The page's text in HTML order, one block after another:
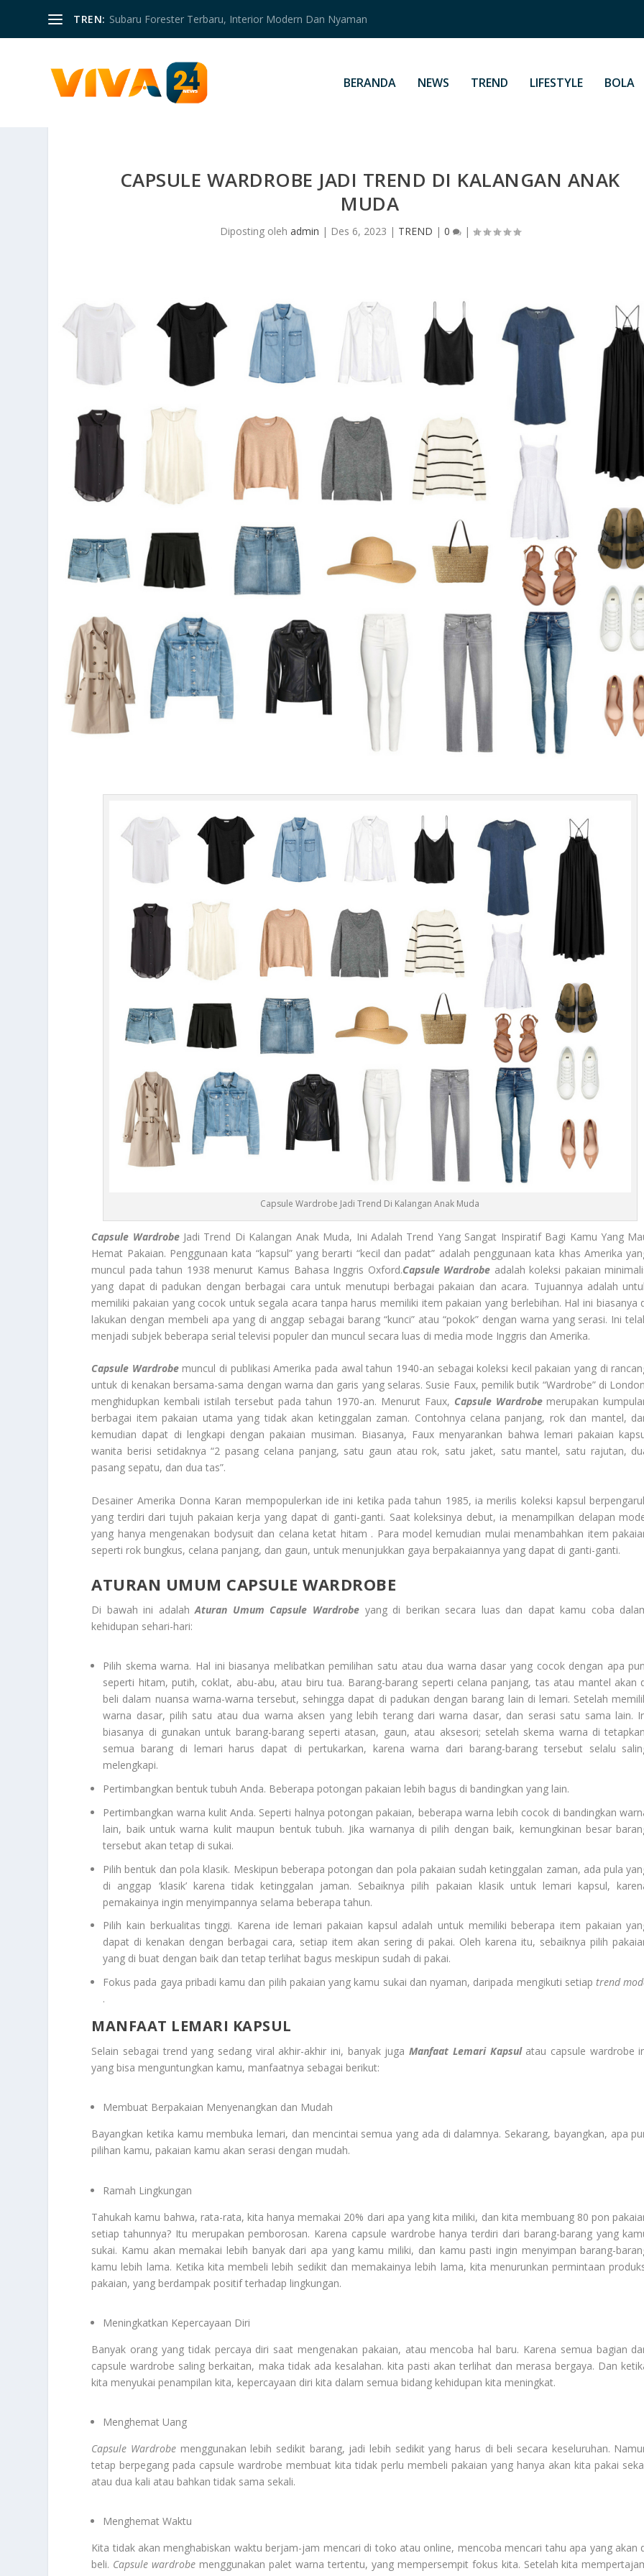
TREN: Subaru Forester Terbaru, Interior Modern Dan Nyaman
BERANDA NEWS TREND LIFESTYLE BOLA
CAPSULE WARDROBE JADI TREND DI KALANGAN ANAK
MUDA
Diposting oleh admin | Des 6, 2023 | TREND | 0 |
Capsule Wardrobe Jadi Trend Di Kalangan Anak Muda
Capsule WardrobeJadi Trend Di Kalangan Anak Muda, Ini Adalah Trend Yang Sangat Inspiratif Bagi Kamu Yang
Hemat Pakaian. Penggunaan kata “kapsul” yang berarti “kecil dan padat” adalah penggunaan kata khas Amerika
muncul pada tahun 1938 menurut Kamus Bahasa Inggris Oxford.Capsule Wardrobe adalah koleksi pakaian
yang dapat di padukan dengan berbagai cara untuk menutupi berbagai pakaian dan acara. Tujuannya adalah
memiliki pakaian yang cocok untuk segala acara tanpa harus memiliki item pakaian yang berlebihan. Hal ini biasanya
lakukan dengan membeli apa yang di anggap sebagai barang “kunci” atau “pokok” dengan warna yang serasi. Ini
menjadi subjek beberapa serial televisi populer dan muncul secara luas di media mode Inggris dan Amerika.
Capsule Wardrobemuncul di publikasi Amerika pada awal tahun 1940-an sebagai koleksi kecil pakaian yang di
untuk di kenakan bersama-sama dengan warna dan garis yang selaras. Susie Faux, pemilik butik “Wardrobe” di
menghidupkan kembali istilah tersebut pada tahun 1970-an. Menurut Faux, Capsule Wardrobemerupakan
berbagai item pakaian utama yang tidak akan ketinggalan zaman. Contohnya celana panjang, rok dan mantel,
kemudian dapat di lengkapi dengan pakaian musiman. Biasanya, Faux menyarankan bahwa lemari pakaian
wanita berisi setidaknya “2 pasang celana panjang, satu gaun atau rok, satu jaket, satu mantel, satu rajutan,
pasang sepatu, dan dua tas”.
Desainer Amerika Donna Karan mempopulerkan ide ini ketika pada tahun 1985, ia merilis koleksi kapsul
yang terdiri dari tujuh pakaian kerja yang dapat di ganti-ganti. Saat koleksinya debut, ia menampilkan delapan
yang hanya mengenakan bodysuit dan celana ketat hitam . Para model kemudian mulai menambahkan item
seperti rok bungkus, celana panjang, dan gaun, untuk menunjukkan gaya berpakaiannya yang dapat di ganti-ganti.
ATURAN UMUM CAPSULE WARDROBE
Di bawah ini adalahAturan Umum Capsule Wardrobe yang di berikan secara luas dan dapat kamu coba
kehidupan sehari-hari:
Pilih skema warna. Hal ini biasanya melibatkan pemilihan satu atau dua warna dasar yang cocok dengan apa
seperti hitam, putih, coklat, abu-abu, atau biru tua. Barang-barang seperti celana panjang, tas atau mantel akan
beli dalam nuansa warna-warna tersebut, sehingga dapat di padukan dengan barang lain di lemari. Setelah
warna dasar, pilih satu atau dua warna aksen yang lebih terang dari warna dasar, dan serasi satu sama lain.
biasanya di gunakan untuk barang-barang seperti atasan, gaun, atau aksesori; setelah skema warna di
semua barang di lemari harus dapat di pertukarkan, karena warna dari barang-barang tersebut selalu
melengkapi.
Pertimbangkan bentuk tubuh Anda. Beberapa potongan pakaian lebih bagus di bandingkan yang lain.
Pertimbangkan warna kulit Anda. Seperti halnya potongan pakaian, beberapa warna lebih cocok di bandingkan
lain, baik untuk warna kulit maupun bentuk tubuh. Jika warnanya di pilih dengan baik, kemungkinan besar
tersebut akan tetap di sukai.
Pilih bentuk dan pola klasik. Meskipun beberapa potongan dan pola pakaian sudah ketinggalan zaman, ada pula
di anggap ‘klasik’ karena tidak ketinggalan jaman. Sebaiknya pilih pakaian klasik untuk lemari kapsul,
pemakainya ingin menyimpannya selama beberapa tahun.
Pilih kain berkualitas tinggi. Karena ide lemari pakaian kapsul adalah untuk memiliki beberapa item pakaian
dapat di kenakan dengan berbagai cara, setiap item akan sering di pakai. Oleh karena itu, sebaiknya pilih
yang di buat dengan baik dan tetap terlihat bagus meskipun sudah di pakai.
Fokus pada gaya pribadi kamu dan pilih pakaian yang kamu sukai dan nyaman, daripada mengikuti setiaptrend
.
MANFAAT LEMARI KAPSUL
Selain sebagai trend yang sedang viral akhir-akhir ini, banyak jugaManfaat Lemari Kapsulatau capsule wardrobe
yang bisa menguntungkan kamu, manfaatnya sebagai berikut:
Membuat Berpakaian Menyenangkan dan Mudah
Bayangkan ketika kamu membuka lemari, dan mencintai semua yang ada di dalamnya. Sekarang, bayangkan, apa
pilihan kamu, pakaian kamu akan serasi dengan mudah.
Ramah Lingkungan
Tahukah kamu bahwa, rata-rata, kita hanya memakai 20% dari apa yang kita miliki, dan kita membuang 80 pon
setiap tahunnya? Itu merupakan pemborosan. Karena capsule wardrobe hanya terdiri dari barang-barang yang
sukai. Kamu akan memakai lebih banyak dari apa yang kamu miliki, dan kamu pasti ingin menyimpan barang-
kamu lebih lama. Ketika kita membeli lebih sedikit dan memakainya lebih lama, kita menurunkan permintaan
pakaian, yang berdampak positif terhadap lingkungan.
Meningkatkan Kepercayaan Diri
Banyak orang yang tidak percaya diri saat mengenakan pakaian, atau mencoba hal baru. Karena semua bagian
capsule wardrobe saling berkaitan, maka tidak ada kesalahan. kita pasti akan terlihat dan merasa bergaya. Dan
kita menyukai penampilan kita, kepercayaan diri kita dalam semua bidang kehidupan kita meningkat.
Menghemat Uang
Capsule Wardrobemenggunakan lebih sedikit barang, jadi lebih sedikit yang harus di beli secara keseluruhan.
tetap berpegang pada capsule wardrobe membuat kita tidak perlu membeli pakaian yang hanya akan kita pakai
atau dua kali atau bahkan tidak sama sekali.
Menghemat Waktu
Kita tidak akan menghabiskan waktu berjam-jam mencari di toko atau online, mencoba mencari tahu apa yang akan
beli. Capsule wardrobe menggunakan palet warna tertentu, yang mempersempit fokus kita. Setelah kita